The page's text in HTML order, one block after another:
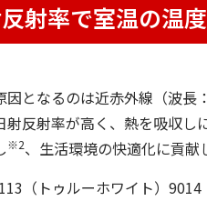
射率で室温の温
となるのは近赤外線（波
反射率が高く、熱を吸収し
※2、生活環境の快適化に貢献
（トゥルーホワイト）9014